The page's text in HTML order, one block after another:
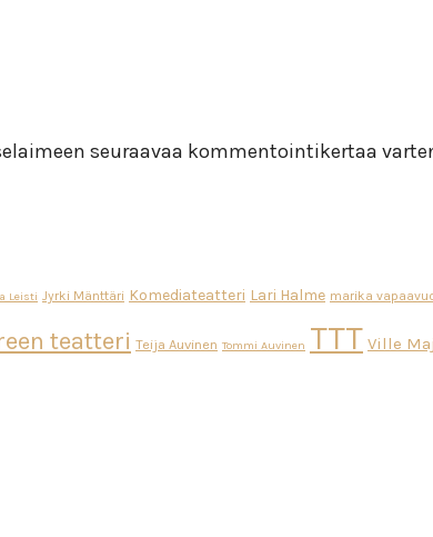
seuraavaa kommentointikertaa
Leisti Jyrki Mänttäri Komediateatteri Lari Halme marika
teatteri Teija Auvinen Tommi Auvinen TTT Ville